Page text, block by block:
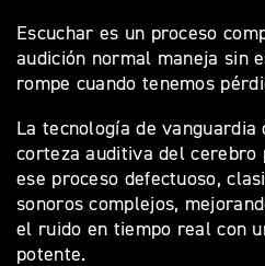
Escuchar es un proceso
audición normal maneja sin
rompe cuando tenemos
La tecnología de vanguardia
corteza auditiva del
ese proceso defectuoso,
sonoros complejos,
el ruido en tiempo real con
potente.